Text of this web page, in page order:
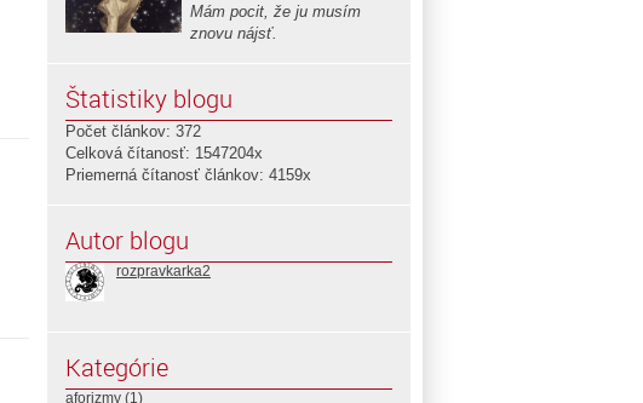
Mám pocit, že ju musím
znovu nájsť.
Štatistiky blogu
Počet článkov: 372
Celková čítanosť: 1547204x
Priemerná čítanosť článkov: 4159x
Autor blogu
rozpravkarka2
Kategórie
aforizmy (1)